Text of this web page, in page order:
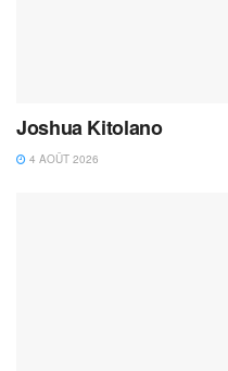
Joshua Kitolano
4 AOÛT 2026